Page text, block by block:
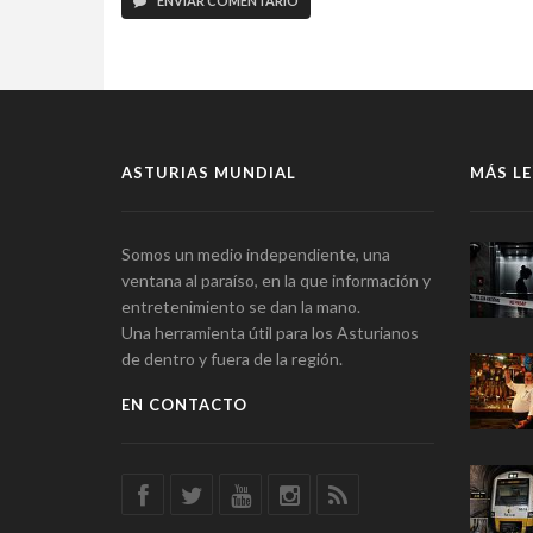
ASTURIAS MUNDIAL
Somos un medio independiente, una
ventana al paraíso, en la que información y
entretenimiento se dan la mano.
Una herramienta útil para los Asturianos
de dentro y fuera de la región.
EN CONTACTO
MÁS